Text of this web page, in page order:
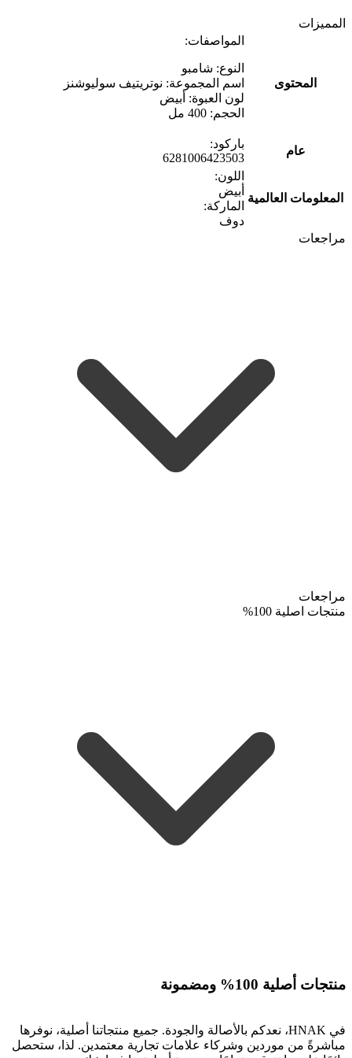
المميزات
المحتوى
المواصفات:
النوع: شامبو
اسم المجموعة: نوتريتيف سوليوشنز
لون العبوة: أبيض
الحجم: 400 مل
عام
باركود:
6281006423503
المعلومات العالمية
اللون:
أبيض
الماركة:
دوف
مراجعات
مراجعات
منتجات اصلية 100%
منتجات أصلية 100% ومضمونة
في HNAK، نعدكم بالأصالة والجودة. جميع منتجاتنا أصلية، نوفرها
مباشرةً من موردين وشركاء علامات تجارية معتمدين. لذا، ستحصل